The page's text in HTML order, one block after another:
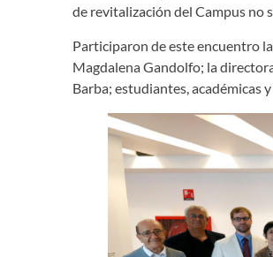
de revitalización del Campus no
Participaron de este encuentro
Magdalena Gandolfo; la
Barba; estudiantes, académicas